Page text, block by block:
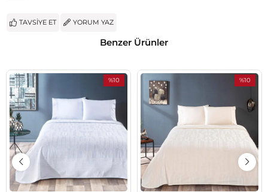
TAVSIYE ET YORUM YAZ
Benzer Ürünler
%10
%10İndirim
%10
%10İndirim